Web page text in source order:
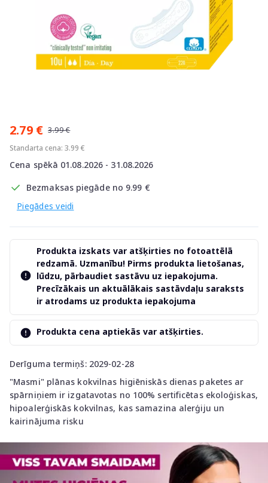
2.79 € 3.99 €
Standarta cena: 3.99 €
Cena spēkā 01.08.2026 - 31.08.2026
Bezmaksas piegāde no 9.99 €
Piegādes veidi
Derīguma termiņš: 2029-02-28
"Masmi" plānas kokvilnas higiēniskās dienas paketes ar
spārniņiem ir izgatavotas no 100% sertificētas ekoloģiskas,
hipoalerģiskās kokvilnas, kas samazina alerģiju un
kairinājuma risku
Produkta izskats var atšķirties no fotoattēlā
redzamā. Uzmanību! Pirms produkta lietošanas,
lūdzu, pārbaudiet sastāvu uz iepakojuma.
Precīzākais un aktuālākais sastāvdaļu saraksts
ir atrodams uz produkta iepakojuma
Produkta cena aptiekās var atšķirties.